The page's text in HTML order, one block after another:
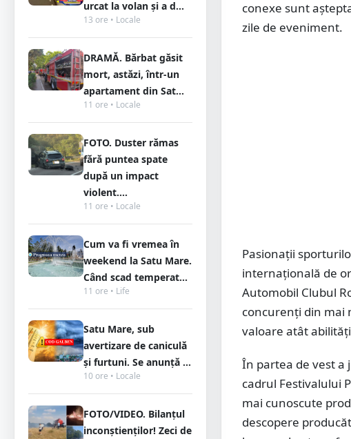
urcat la volan și a d...
13 ore • Locale
DRAMĂ. Bărbat găsit
mort, astăzi, într-un
apartament din Sat...
11 ore • Locale
FOTO. Duster rămas
fără puntea spate
după un impact
violent....
11 ore • Locale
Cum va fi vremea în
weekend la Satu Mare.
Când scad temperat...
11 ore • Life
Satu Mare, sub
avertizare de caniculă
și furtuni. Se anunță ...
10 ore • Locale
FOTO/VIDEO. Bilanțul
inconștienților! Zeci de
conexe sunt
zile de eveniment.
Pasionații
internațională de
Automobil Clubul
concurenți din mai
valoare atât
În partea de vest a
cadrul Festivalului
mai cunoscute
descopere